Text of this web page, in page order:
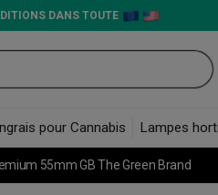
DANS TOUTE
pour Cannabis Lampes
55mm GB The Green Brand